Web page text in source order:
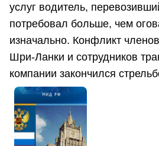
услуг водитель,
потребовал больше, чем
изначально. Конфликт
Шри-Ланки и сотрудников
компании закончился